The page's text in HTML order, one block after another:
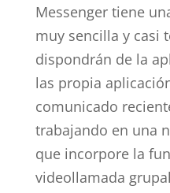
Messenger tiene
muy sencilla y casi
dispondrán de la
las propia
comunicado
trabajando en una
que incorpore la
videollamada